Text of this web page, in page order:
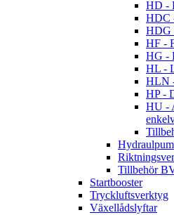
HD -
HDC
HDG
HF -
HG -
HL -
HLN
HP -
HU -
Tillbehör
Startbooster
Tryckluftsverktyg
Växellådslyftar